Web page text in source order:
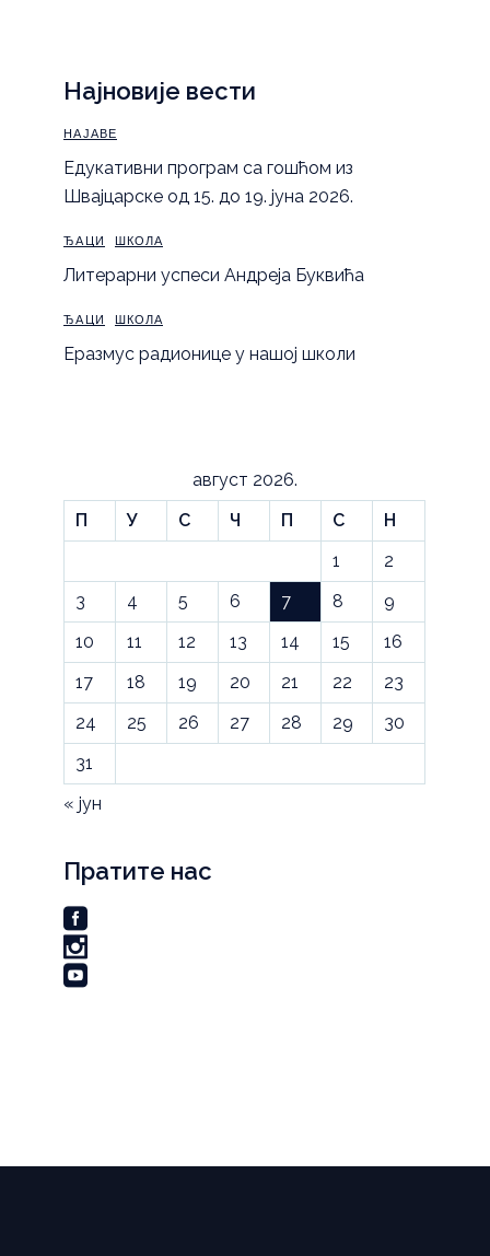
Најновије вести
НАЈАВЕ
Eдукативни програм са гошћом из
Швајцарске од 15. до 19. јуна 2026.
ЂАЦИ ШКОЛА
Литерарни успеси Андреја Буквића
ЂАЦИ ШКОЛА
Еразмус радионице у нашој школи
август 2026.
П
У С Ч П С
Н
1
2
3
4 5 6 7 8
9
10
11 12 13 14 15
16
17
18 19 20 21 22
23
24
25 26 27 28 29
30
31
« јун
Пратите нас